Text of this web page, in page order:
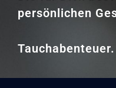
persönlichen